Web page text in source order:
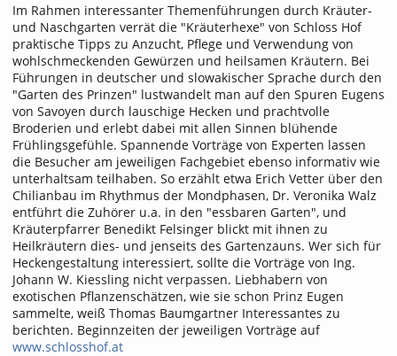
Im Rahmen interessanter Themenführungen durch Kräuter-
und Naschgarten verrät die "Kräuterhexe" von Schloss Hof
praktische Tipps zu Anzucht, Pflege und Verwendung von
wohlschmeckenden Gewürzen und heilsamen Kräutern. Bei
Führungen in deutscher und slowakischer Sprache durch den
"Garten des Prinzen" lustwandelt man auf den Spuren Eugens
von Savoyen durch lauschige Hecken und prachtvolle
Broderien und erlebt dabei mit allen Sinnen blühende
Frühlingsgefühle. Spannende Vorträge von Experten lassen
die Besucher am jeweiligen Fachgebiet ebenso informativ wie
unterhaltsam teilhaben. So erzählt etwa Erich Vetter über den
Chilianbau im Rhythmus der Mondphasen, Dr. Veronika Walz
entführt die Zuhörer u.a. in den "essbaren Garten", und
Kräuterpfarrer Benedikt Felsinger blickt mit ihnen zu
Heilkräutern dies- und jenseits des Gartenzauns. Wer sich für
Heckengestaltung interessiert, sollte die Vorträge von Ing.
Johann W. Kiessling nicht verpassen. Liebhabern von
exotischen Pflanzenschätzen, wie sie schon Prinz Eugen
sammelte, weiß Thomas Baumgartner Interessantes zu
berichten. Beginnzeiten der jeweiligen Vorträge auf
www.schlosshof.at